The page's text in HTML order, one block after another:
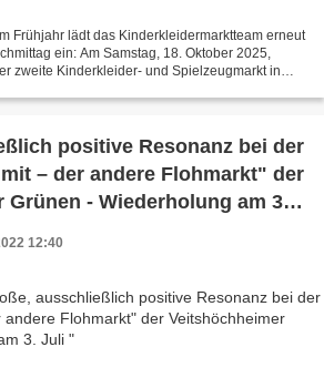
Frühjahr lädt das Kinderkleidermarktteam erneut
ein: Am Samstag, 18. Oktober 2025,
zweite Kinderkleider- und Spielzeugmarkt in
positive Resonanz bei der
– der andere Flohmarkt" der
Grünen - Wiederholung am 3.
12:40